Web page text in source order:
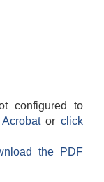
configured to
Acrobatorclick
the PDF